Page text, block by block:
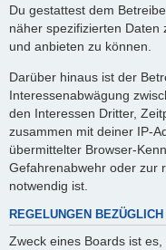
Du gestattest dem
näher spezifizierten Daten
und anbieten zu können.
Darüber hinaus ist der
Interessenabwägung
den Interessen Dritter,
zusammen mit deiner IP-
übermittelter Browser-
Gefahrenabwehr oder zur
notwendig ist.
REGELUNGEN
Zweck eines Boards ist